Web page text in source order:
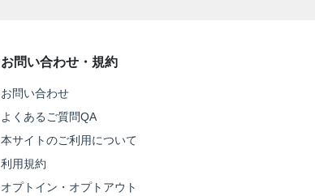
お問い合わせ・規約
お問い合わせ
よくあるご質問QA
本サイトのご利用について
利用規約
オプトイン・オプトアウト